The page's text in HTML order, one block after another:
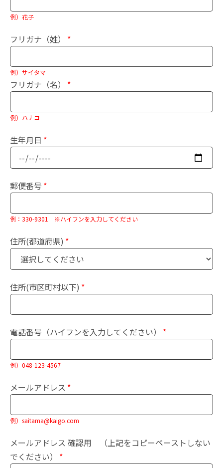
例）花子
フリガナ（姓）
例）サイタマ
フリガナ（名）
例）ハナコ
生年月日
郵便番号
例：330-9301 ※ハイフンを入力してください
住所(都道府県)
住所(市区町村以下)
電話番号（ハイフンを入力してください）
例）048-123-4567
メールアドレス
例）saitama@kaigo.com
メールアドレス 確認用 （上記をコピーペーストしない
でください）